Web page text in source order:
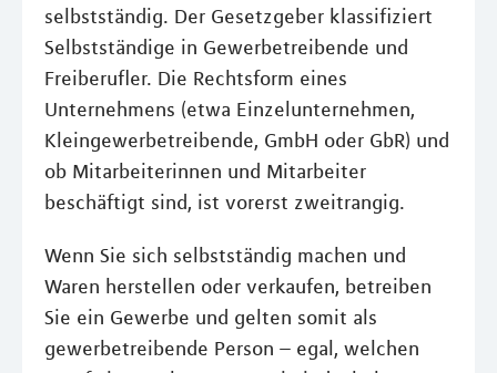
selbstständig. Der Gesetzgeber klassifiziert
Selbstständige in Gewerbetreibende und
Freiberufler. Die Rechtsform eines
Unternehmens (etwa Einzelunternehmen,
Kleingewerbetreibende, GmbH oder GbR) und
ob Mitarbeiterinnen und Mitarbeiter
beschäftigt sind, ist vorerst zweitrangig.
Wenn Sie sich selbstständig machen und
Waren herstellen oder verkaufen, betreiben
Sie ein Gewerbe und gelten somit als
gewerbetreibende Person – egal, welchen